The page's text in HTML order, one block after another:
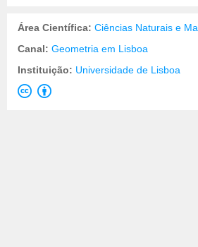
Área Científica: Ciências Naturais e
Canal: Geometria em Lisboa
Instituição: Universidade de Lisboa